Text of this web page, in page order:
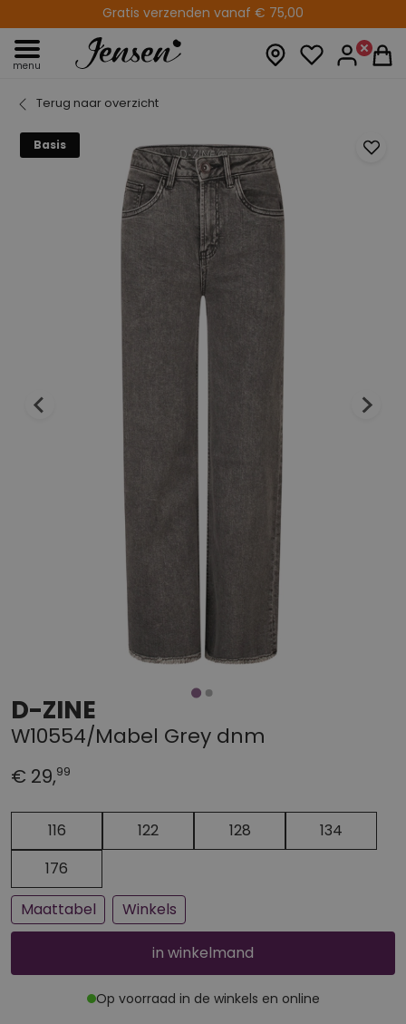
Gratis verzenden vanaf € 75,00
14 fysieke winkels
menu
Terug naar overzicht
Basis
D-ZINE
W10554/Mabel Grey dnm
€ 29,99
Een paar stuks op voorraad
Bijna uitverkocht
116 122 128
134
176
Maattabel
Winkels
in winkelmand
Op voorraad in de winkels en online